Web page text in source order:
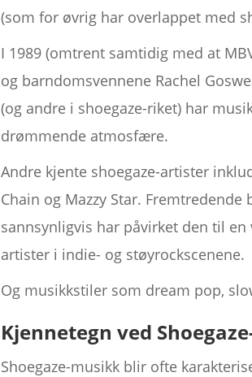
(som for øvrig har overlappet med
I 1989 (omtrent samtidig med at
og barndomsvennene Rachel
(og andre i shoegaze-riket) har
drømmende atmosfære.
Andre kjente shoegaze-artister
Chain og Mazzy Star.
sannsynligvis har påvirket den til
artister i indie- og støyrockscenene.
Og musikkstiler som dream pop,
Kjennetegn ved
Shoegaze-musikk blir ofte